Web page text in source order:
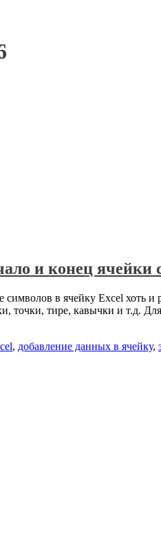
и конец
в ячейку Excel хоть
точки, тире, кавычки и т.д.
, добавление данных в ячейку,